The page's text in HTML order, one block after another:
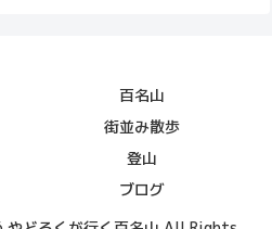
百名山
街並み散歩
登山
ブログ